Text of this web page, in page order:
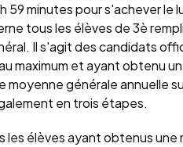
59 minutes pour s'achever le
tous les élèves de 3è
Il s'agit des candidats
maximum et ayant obtenu
moyenne générale annuelle
en trois étapes.
les élèves ayant obtenus